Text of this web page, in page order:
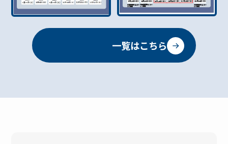
市 不動産売却」で検索 or 下記フォームからもOK！
方へつなげるために。ハウスドゥが全力でサポートい
たします😊 ＼ 無料査定はこちら ／ 相談だけでも
OK！秘密厳守！沖縄の不動産売却は当社にお任せく
添店🏠 沖縄県浦添市城間4丁目6-2📞 098-876-5454👉
OK！ 🌈 あなたの大切な不動産を、いちばん良い形で
次の方へつなげるために。ハウスドゥが全力でサポー
トいたします😊 ＼ 無料査定はこちら ／ 相談だけでも
相談はこちら
一覧はこちら